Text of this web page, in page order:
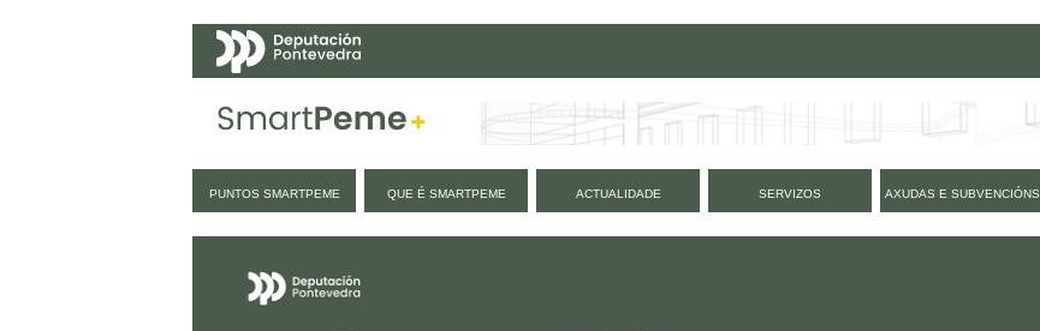
PUNTOS SMARTPEME QUE É SMARTPEME ACTUALIDADE SERVIZOS AXUDAS E SUBVENCIÓNS